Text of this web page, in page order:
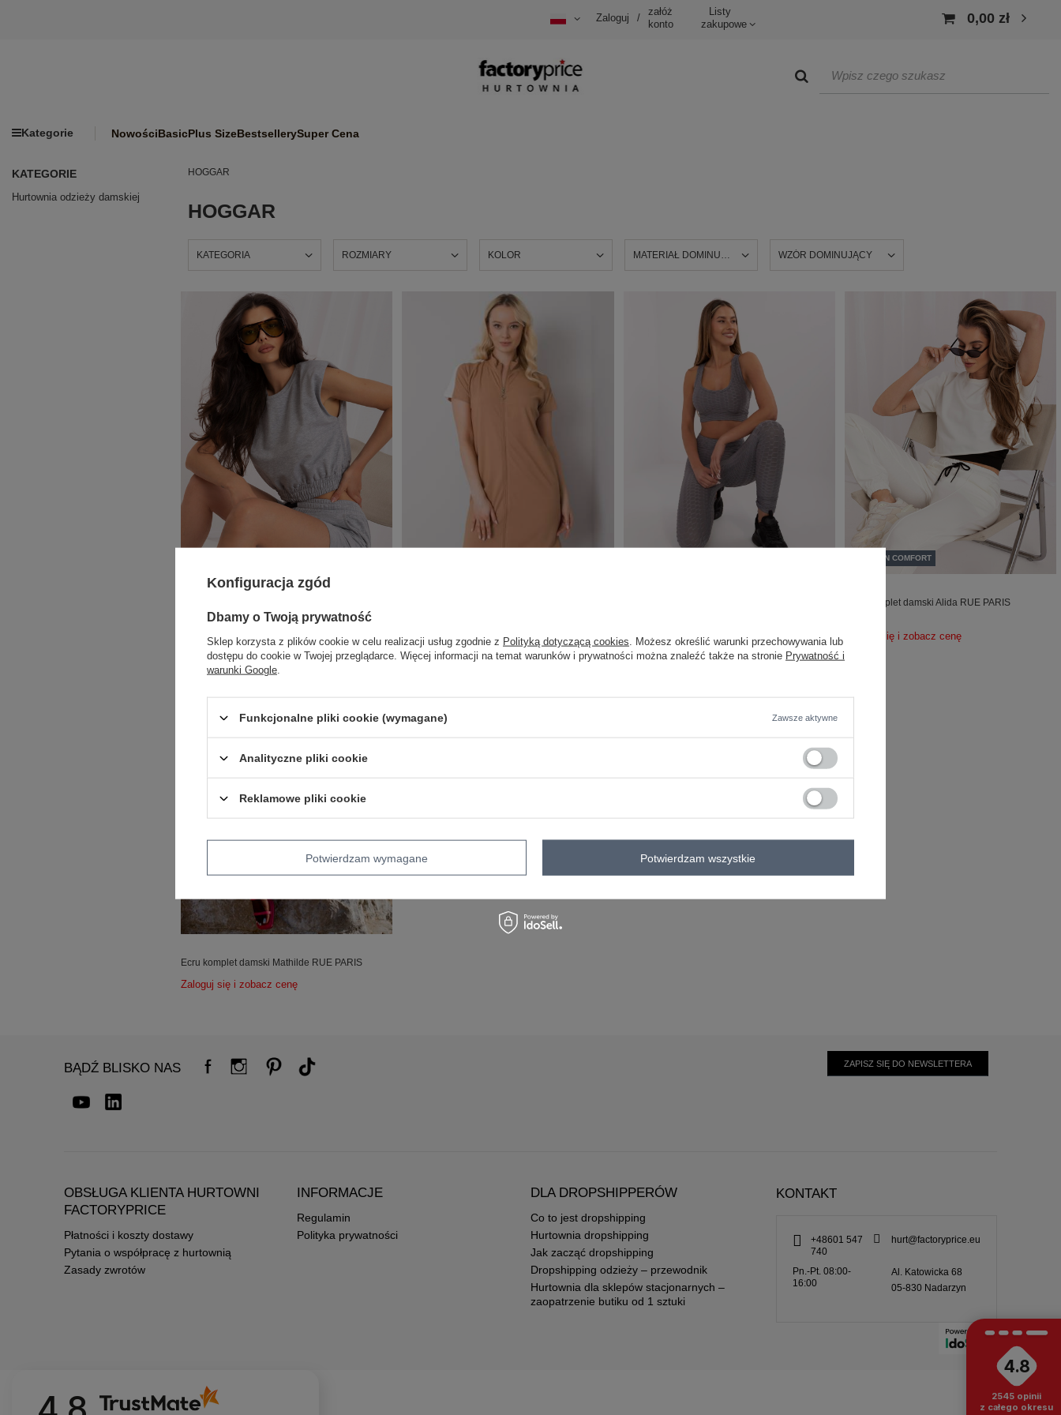
Zaloguj /
załóż
konto
Listy
zakupowe
0,00 zł
Kategorie NowościBasicPlus SizeBestsellerySuper Cena
KATEGORIE
Hurtownia odzieży damskiej
HOGGAR
HOGGAR
KATEGORIA ROZMIARY KOLOR MATERIAŁ DOMINUJĄCY WZÓR DOMINUJĄCY
Zaloguj się i zobacz cenę
Zaloguj się i zobacz cenę
Zaloguj się i zobacz cenę
COTTON COMFORT
Ecru komplet damski Alida RUE PARIS
Zaloguj się i zobacz cenę
Ecru komplet damski Mathilde RUE PARIS
Zaloguj się i zobacz cenę
BĄDŹ BLISKO NAS ZAPISZ SIĘ DO NEWSLETTERA
OBSŁUGA KLIENTA HURTOWNI
FACTORYPRICE
Płatności i koszty dostawy
Pytania o współpracę z hurtownią
Zasady zwrotów
INFORMACJE
Regulamin
Polityka prywatności
DLA DROPSHIPPERÓW
Co to jest dropshipping
Hurtownia dropshipping
Jak zacząć dropshipping
Dropshipping odzieży – przewodnik
Hurtownia dla sklepów stacjonarnych –
zaopatrzenie butiku od 1 sztuki
KONTAKT
+48601 547
740
hurt@factoryprice.eu
Pn.-Pt. 08:00-
16:00
Al. Katowicka 68
05-830 Nadarzyn
4.8
2545 opinii
z całego okresu
Konfiguracja zgód
Dbamy o Twoją prywatność
Sklep korzysta z plików cookie w celu realizacji usług zgodnie z Polityką dotyczącą cookies . Możesz określić warunki przechowywania lub
dostępu do cookie w Twojej przeglądarce. Więcej informacji na temat warunków i prywatności można znaleźć także na stronie Prywatność i
warunki Google
Funkcjonalne pliki cookie (wymagane) Zawsze aktywne
Analityczne pliki cookie
Reklamowe pliki cookie
Potwierdzam wymagane Potwierdzam wszystkie